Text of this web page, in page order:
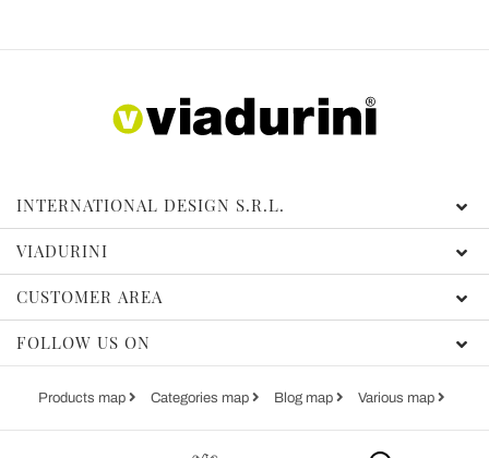
INTERNATIONAL DESIGN S.R.L.
VIADURINI
CUSTOMER AREA
FOLLOW US ON
Products map Categories map Blog map Various map